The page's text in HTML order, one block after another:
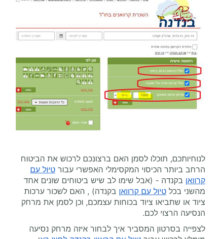
לנוחיותכם, תוכלו לסמן האם ברצונכם לרכוש את הביטוח
הרחב ביותר הכיסוי המקסימלי האפשרי עבור טיול עם
קרוואן בקנדה - (אבל שימו לב שיש ביטוחים שונים אחד
מהשני בכל טיול עם קרוואן בקנדה) , האם לשכור ערכות
ציוד או שתביאו ציוד בכוחות עצמכם, וכן לסמן את מרחק
הנסיעה הרצוי לכם.
לצפייה בסרטון המסביר איך לבחור איזה מרחק נסיעה